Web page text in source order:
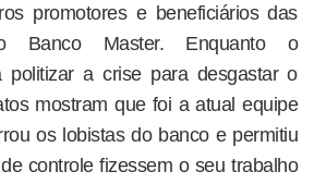
promotores e beneficiários das
Banco Master. Enquanto o
politizar a crise para desgastar o
mostram que foi a atual equipe
os lobistas do banco e permitiu
controle fizessem o seu trabalho